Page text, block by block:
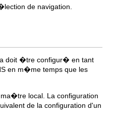
de navigation.
doit �tre configur� en tant
en m�me temps que les
local. La configuration
de la configuration d'un